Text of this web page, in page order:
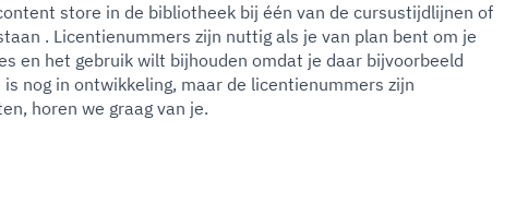
store in de bibliotheek bij één van de cursustijdlijnen of
. Licentienummers zijn nuttig als je van plan bent om je
en het gebruik wilt bijhouden omdat je daar bijvoorbeeld
nog in ontwikkeling, maar de licentienummers zijn
horen we graag van je.